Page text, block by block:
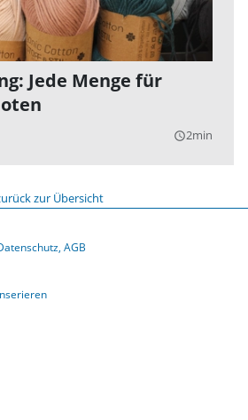
Jede Menge für
query_builder2min
zur Übersicht
AGB